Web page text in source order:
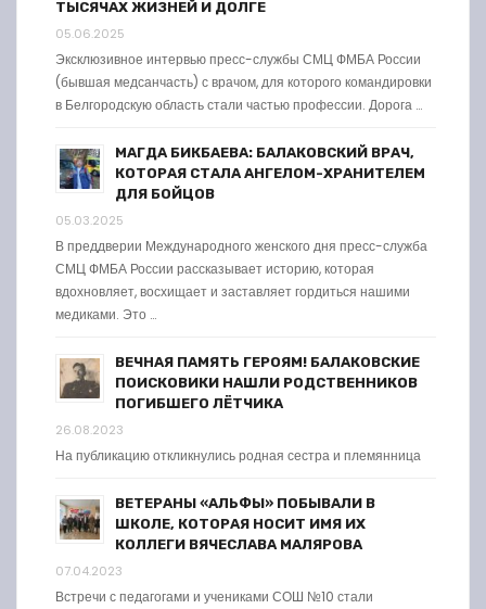
ТЫСЯЧАХ ЖИЗНЕЙ И ДОЛГЕ
05.06.2025
Эксклюзивное интервью пресс-службы СМЦ ФМБА России
(бывшая медсанчасть) с врачом, для которого командировки
в Белгородскую область стали частью профессии. Дорога …
МАГДА БИКБАЕВА: БАЛАКОВСКИЙ ВРАЧ,
КОТОРАЯ СТАЛА АНГЕЛОМ-ХРАНИТЕЛЕМ
ДЛЯ БОЙЦОВ
05.03.2025
В преддверии Международного женского дня пресс-служба
СМЦ ФМБА России рассказывает историю, которая
вдохновляет, восхищает и заставляет гордиться нашими
медиками. Это …
ВЕЧНАЯ ПАМЯТЬ ГЕРОЯМ! БАЛАКОВСКИЕ
ПОИСКОВИКИ НАШЛИ РОДСТВЕННИКОВ
ПОГИБШЕГО ЛЁТЧИКА
26.08.2023
На публикацию откликнулись родная сестра и племянница
ВЕТЕРАНЫ «АЛЬФЫ» ПОБЫВАЛИ В
ШКОЛЕ, КОТОРАЯ НОСИТ ИМЯ ИХ
КОЛЛЕГИ ВЯЧЕСЛАВА МАЛЯРОВА
07.04.2023
Встречи с педагогами и учениками СОШ №10 стали